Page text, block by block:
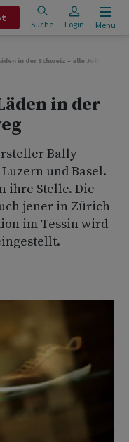
Suche Login Menu
in der Schweiz – alle Jobs weg
in der
Bally
und Basel.
ihre Stelle. Die
jener in Zürich
im Tessin wird